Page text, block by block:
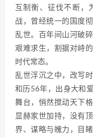
互制衡、征伐不断，
战，曾经统一的国度
乱世。百年间山河破
艰难求生，割据对峙
时代常态。
乱世浮沉之中，改写
和历56年，出身大和
舞台，悄然搅动天下
显赫家世加持，没有
界、谋略与魄力，目